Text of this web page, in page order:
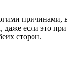
причинами,
если это
сторон.